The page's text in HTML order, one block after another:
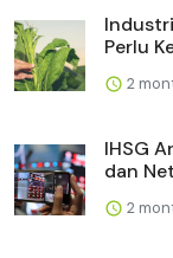
Perlu
2
IHSG
dan
2